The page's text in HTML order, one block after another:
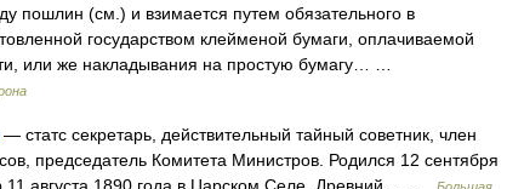
пошлин (см.) и взимается путем обязательного в
государством клейменой бумаги, оплачиваемой
или же накладывания на простую бумагу… …
— статс секретарь, действительный тайный советник, член
председатель Комитета Министров. Родился 12 сентября